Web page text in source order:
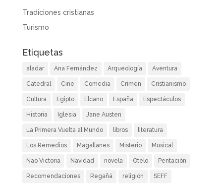
Tradiciones cristianas
Turismo
Etiquetas
aladar Ana Fernández Arqueología Aventura
Catedral Cine Comedia Crimen Cristianismo
Cultura Egipto Elcano España Espectáculos
Historia Iglesia Jane Austen
La Primera Vuelta al Mundo libros literatura
Los Remedios Magallanes Misterio Musical
Nao Victoria Navidad novela Otelo Pentación
Recomendaciones Regañá religión SEFF